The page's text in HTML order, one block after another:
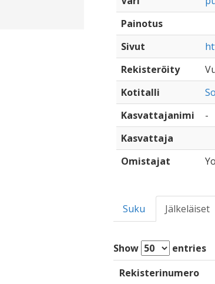
Painotus
Sivut
Rekisteröity
Kotitalli
Kasvattajanimi
-
Kasvattaja
Omistajat
Suku Jälkeläiset
Show entries
Rekisterinumero